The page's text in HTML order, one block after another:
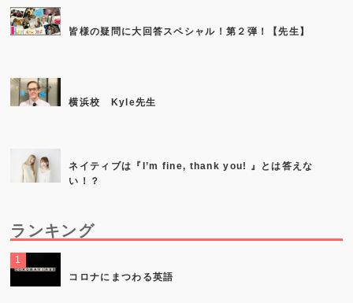
皆様の疑問に大回答スペシャル！第２弾！【先生】
横浜校 Kyle先生
ネイティブは『I’m fine, thank you! 』とは答えな
い！？
ランキング
コロナにまつわる英語